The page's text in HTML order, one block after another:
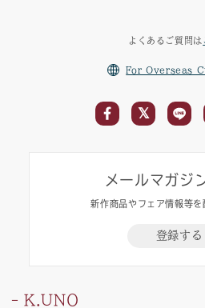
よくあるご質問は
For Overseas
メールマガジ
新作商品やフェア情報等を
登録する
K.UNO